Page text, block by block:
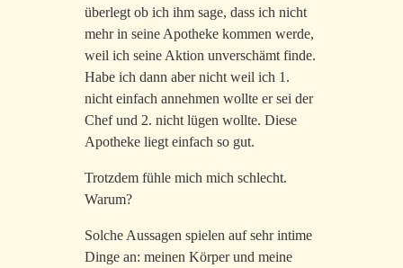
überlegt ob ich ihm sage, dass ich nicht
mehr in seine Apotheke kommen werde,
weil ich seine Aktion unverschämt finde.
Habe ich dann aber nicht weil ich 1.
nicht einfach annehmen wollte er sei der
Chef und 2. nicht lügen wollte. Diese
Apotheke liegt einfach so gut.
Trotzdem fühle mich mich schlecht.
Warum?
Solche Aussagen spielen auf sehr intime
Dinge an: meinen Körper und meine